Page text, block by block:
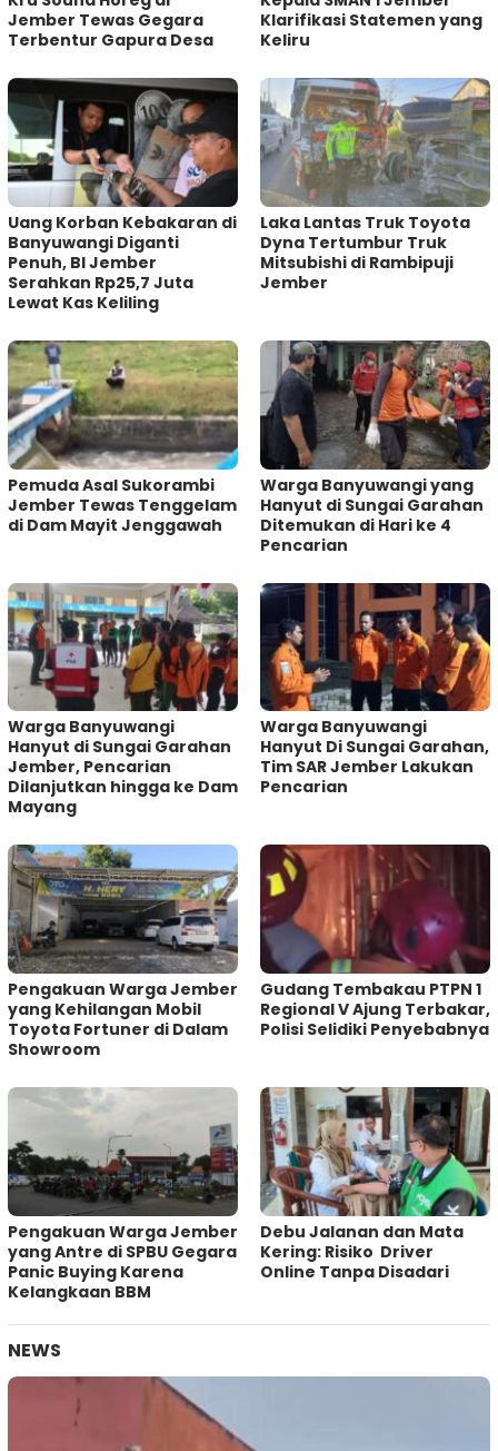
Jember Tewas Gegara
Terbentur Gapura Desa
Klarifikasi Statemen yang
Keliru
Uang Korban Kebakaran di
Banyuwangi Diganti
Penuh, BI Jember
Serahkan Rp25,7 Juta
Lewat Kas Keliling
Laka Lantas Truk Toyota
Dyna Tertumbur Truk
Mitsubishi di Rambipuji
Jember
Pemuda Asal Sukorambi
Jember Tewas Tenggelam
di Dam Mayit Jenggawah
Warga Banyuwangi yang
Hanyut di Sungai Garahan
Ditemukan di Hari ke 4
Pencarian
Warga Banyuwangi
Hanyut di Sungai Garahan
Jember, Pencarian
Dilanjutkan hingga ke Dam
Mayang
Warga Banyuwangi
Hanyut Di Sungai Garahan,
Tim SAR Jember Lakukan
Pencarian
Pengakuan Warga Jember
yang Kehilangan Mobil
Toyota Fortuner di Dalam
Showroom
Gudang Tembakau PTPN 1
Regional V Ajung Terbakar,
Polisi Selidiki Penyebabnya
Pengakuan Warga Jember
yang Antre di SPBU Gegara
Panic Buying Karena
Kelangkaan BBM
Debu Jalanan dan Mata
Kering: Risiko Driver
Online Tanpa Disadari
NEWS